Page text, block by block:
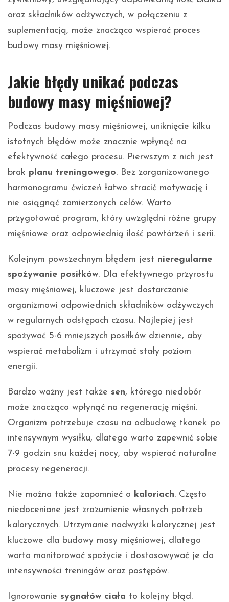
oraz składników odżywczych, w połączeniu z
suplementacją, może znacząco wspierać proces
budowy masy mięśniowej.
Jakie błędy unikać podczas
budowy masy mięśniowej?
Podczas budowy masy mięśniowej, uniknięcie kilku
istotnych błędów może znacznie wpłynąć na
efektywność całego procesu. Pierwszym z nich jest
brak planu treningowego. Bez zorganizowanego
harmonogramu ćwiczeń łatwo stracić motywację i
nie osiągnąć zamierzonych celów. Warto
przygotować program, który uwzględni różne grupy
mięśniowe oraz odpowiednią ilość powtórzeń i serii.
Kolejnym powszechnym błędem jest nieregularne
spożywanie posiłków. Dla efektywnego przyrostu
masy mięśniowej, kluczowe jest dostarczanie
organizmowi odpowiednich składników odżywczych
w regularnych odstępach czasu. Najlepiej jest
spożywać 5-6 mniejszych posiłków dziennie, aby
wspierać metabolizm i utrzymać stały poziom
energii.
Bardzo ważny jest także sen, którego niedobór
może znacząco wpłynąć na regenerację mięśni.
Organizm potrzebuje czasu na odbudowę tkanek po
intensywnym wysiłku, dlatego warto zapewnić sobie
7-9 godzin snu każdej nocy, aby wspierać naturalne
procesy regeneracji.
Nie można także zapomnieć o kaloriach. Często
niedoceniane jest zrozumienie własnych potrzeb
kalorycznych. Utrzymanie nadwyżki kalorycznej jest
kluczowe dla budowy masy mięśniowej, dlatego
warto monitorować spożycie i dostosowywać je do
intensywności treningów oraz postępów.
Ignorowanie sygnałów ciała to kolejny błąd.